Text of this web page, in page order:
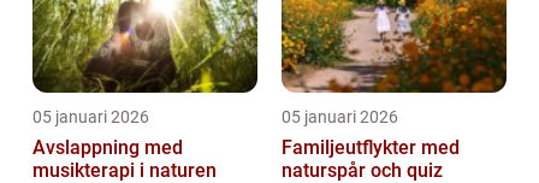
05 januari 2026
Avslappning med
musikterapi i naturen
05 januari 2026
Familjeutflykter med
naturspår och quiz